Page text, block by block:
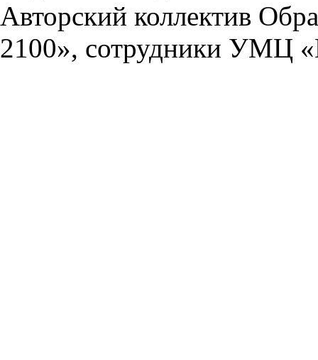
Авторский коллектив
2100», сотрудники УМЦ